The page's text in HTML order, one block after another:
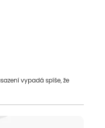
vypadá spíše, že